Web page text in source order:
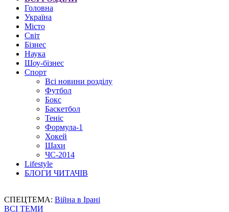
Головна
Україна
Місто
Світ
Бізнес
Наука
Шоу-бізнес
Спорт
Всі новини розділу
Футбол
Бокс
Баскетбол
Теніс
Формула-1
Хокей
Шахи
ЧС-2014
Lifestyle
БЛОГИ ЧИТАЧІВ
СПЕЦТЕМА: Війна в Ірані
ВСІ ТЕМИ